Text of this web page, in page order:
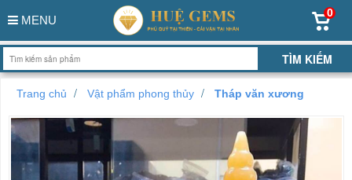
MENU
0
Trang chủ Vật phẩm phong thủy Tháp văn xương